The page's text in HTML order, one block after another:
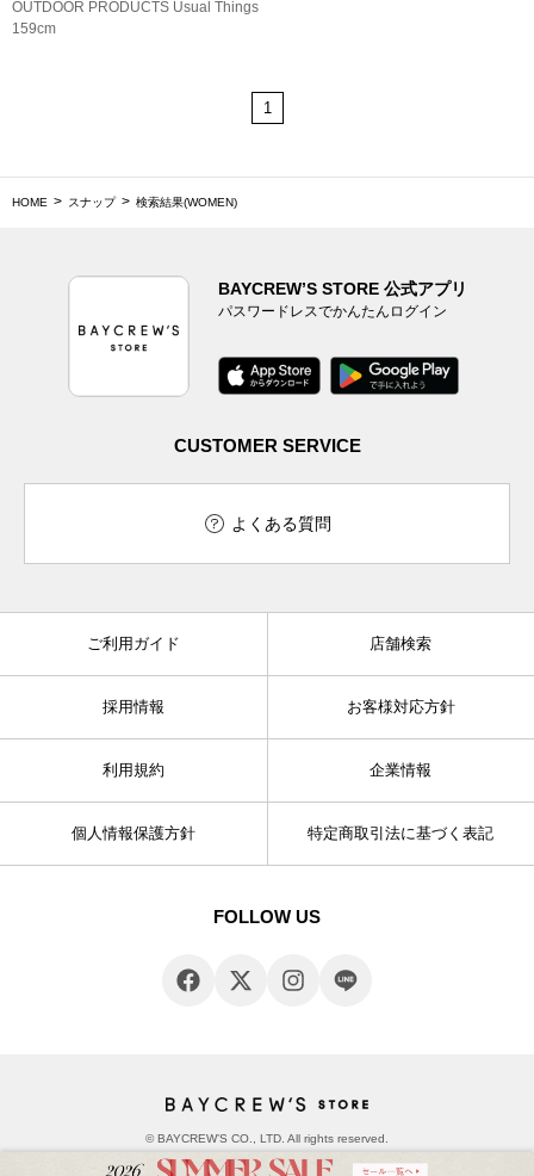
OUTDOOR PRODUCTS Usual Things
159cm
1
HOME スナップ 検索結果(WOMEN)
BAYCREW’S STORE 公式アプリ
パスワードレスでかんたんログイン
CUSTOMER SERVICE
よくある質問
ご利用ガイド 店舗検索
採用情報 お客様対応方針
利用規約 企業情報
個人情報保護方針 特定商取引法に基づく表記
FOLLOW US
© BAYCREW’S CO., LTD. All rights reserved.